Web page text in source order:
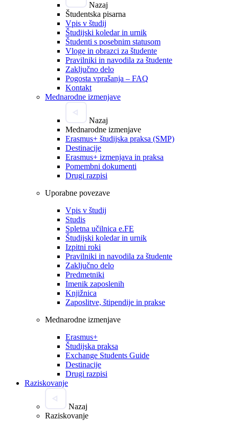
Nazaj
Študentska pisarna
Vpis v študij
Študijski koledar in urnik
Študenti s posebnim statusom
Vloge in obrazci za študente
Pravilniki in navodila za študente
Zaključno delo
Pogosta vprašanja – FAQ
Kontakt
Mednarodne izmenjave
Nazaj
Mednarodne izmenjave
Erasmus+ študijska praksa (SMP)
Destinacije
Erasmus+ izmenjava in praksa
Pomembni dokumenti
Drugi razpisi
Uporabne povezave
Vpis v študij
Studis
Spletna učilnica e.FE
Študijski koledar in urnik
Izpitni roki
Pravilniki in navodila za študente
Zaključno delo
Predmetniki
Imenik zaposlenih
Knjižnica
Zaposlitve, štipendije in prakse
Mednarodne izmenjave
Erasmus+
Študijska praksa
Exchange Students Guide
Destinacije
Drugi razpisi
Raziskovanje
Nazaj
Raziskovanje